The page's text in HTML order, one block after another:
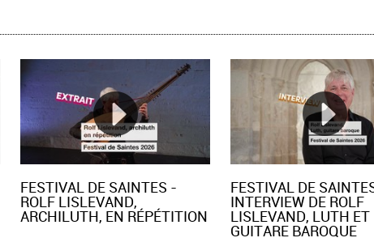
FESTIVAL DE SAINTES -
ROLF LISLEVAND,
ARCHILUTH, EN RÉPÉTITION
FESTIVAL DE
INTERVIEW DE ROLF
LISLEVAND, LUTH ET
GUITARE BAROQUE